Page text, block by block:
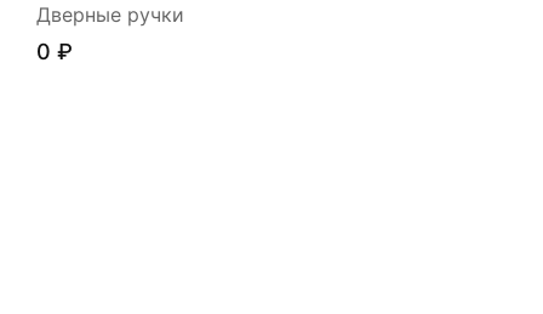
Дверные ручки
0 ₽